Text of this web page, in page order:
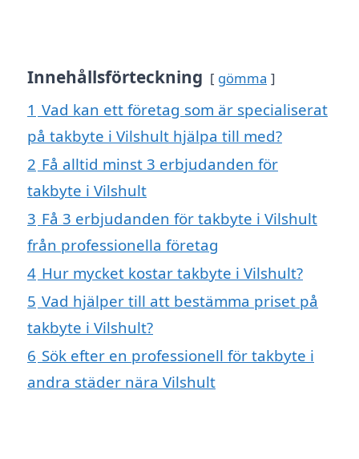
Innehållsförteckning gömma
1 Vad kan ett företag som är specialiserat
på takbyte i Vilshult hjälpa till med?
2 Få alltid minst 3 erbjudanden för
takbyte i Vilshult
3 Få 3 erbjudanden för takbyte i Vilshult
från professionella företag
4 Hur mycket kostar takbyte i Vilshult?
5 Vad hjälper till att bestämma priset på
takbyte i Vilshult?
6 Sök efter en professionell för takbyte i
andra städer nära Vilshult